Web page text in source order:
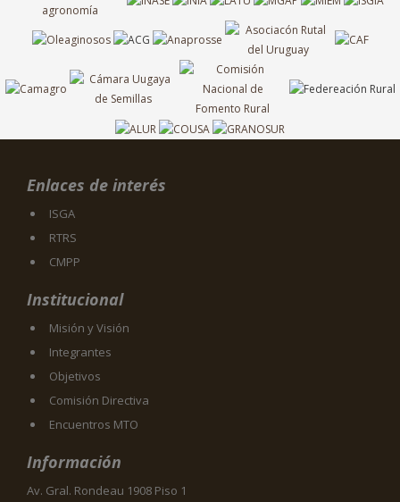
Enlaces de interés
ISGA
RTRS
CMPP
Institucional
Misión y Visión
Integrantes
Objetivos
Comisión Directiva
Encuentros MTO
Información
Av. Gral. Rondeau 1908 Piso 1